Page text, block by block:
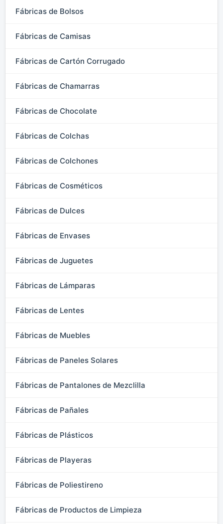
Fábricas de Bolsos
Fábricas de Camisas
Fábricas de Cartón Corrugado
Fábricas de Chamarras
Fábricas de Chocolate
Fábricas de Colchas
Fábricas de Colchones
Fábricas de Cosméticos
Fábricas de Dulces
Fábricas de Envases
Fábricas de Juguetes
Fábricas de Lámparas
Fábricas de Lentes
Fábricas de Muebles
Fábricas de Paneles Solares
Fábricas de Pantalones de Mezclilla
Fábricas de Pañales
Fábricas de Plásticos
Fábricas de Playeras
Fábricas de Poliestireno
Fábricas de Productos de Limpieza